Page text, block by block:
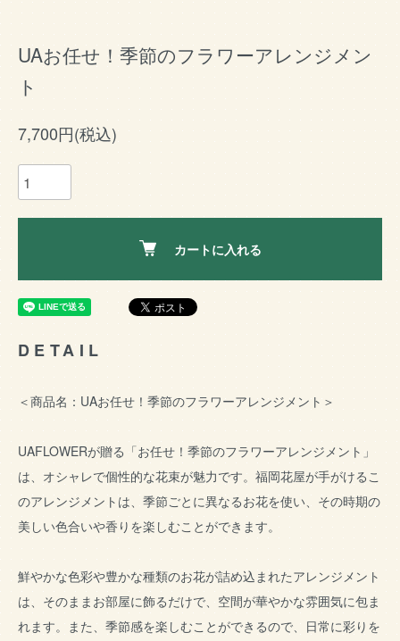
UAお任せ！季節のフラワーアレンジメン
ト
7,700円(税込)
カートに入れる
DETAIL
＜商品名：UAお任せ！季節のフラワーアレンジメント＞
UAFLOWERが贈る「お任せ！季節のフラワーアレンジメント」
は、オシャレで個性的な花束が魅力です。福岡花屋が手がけるこ
のアレンジメントは、季節ごとに異なるお花を使い、その時期の
美しい色合いや香りを楽しむことができます。
鮮やかな色彩や豊かな種類のお花が詰め込まれたアレンジメント
は、そのままお部屋に飾るだけで、空間が華やかな雰囲気に包ま
れます。また、季節感を楽しむことができるので、日常に彩りを